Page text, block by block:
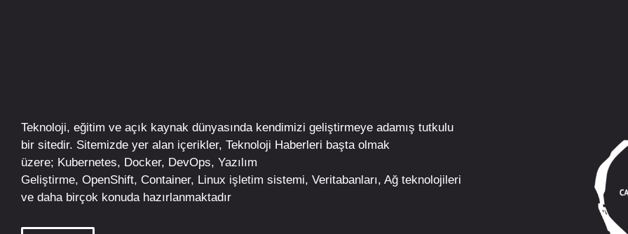
Teknoloji, eğitim ve açık kaynak dünyasında kendimizi geliştirmeye adamış tutkulu
bir sitedir. Sitemizde yer alan içerikler, Teknoloji Haberleri başta olmak
üzere; Kubernetes, Docker, DevOps, Yazılım
Geliştirme, OpenShift, Container, Linux işletim sistemi, Veritabanları, Ağ teknolojileri
ve daha birçok konuda hazırlanmaktadır